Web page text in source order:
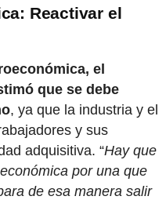
Reactivar el
el
que se debe
, ya que la industria y el
y sus
adquisitiva. “Hay que
por una que
de esa manera salir